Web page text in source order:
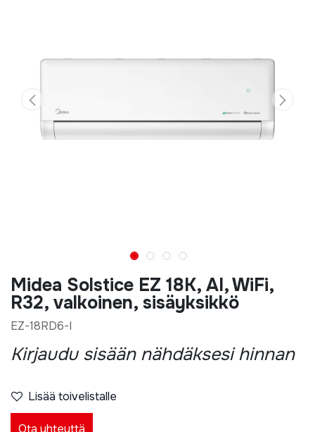
Midea Solstice EZ 18K, AI, WiFi,
R32, valkoinen, sisäyksikkö
EZ-18RD6-I
Kirjaudu sisään nähdäksesi hinnan
Lisää toivelistalle
Ota yhteyttä